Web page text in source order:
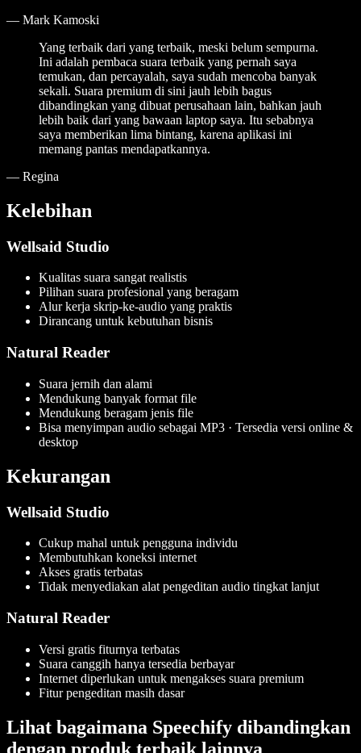
— Mark Kamoski
Yang terbaik dari yang terbaik, meski belum sempurna.
Ini adalah pembaca suara terbaik yang pernah saya
temukan, dan percayalah, saya sudah mencoba banyak
sekali. Suara premium di sini jauh lebih bagus
dibandingkan yang dibuat perusahaan lain, bahkan jauh
lebih baik dari yang bawaan laptop saya. Itu sebabnya
saya memberikan lima bintang, karena aplikasi ini
memang pantas mendapatkannya.
— Regina
Kelebihan
Wellsaid Studio
Kualitas suara sangat realistis
Pilihan suara profesional yang beragam
Alur kerja skrip-ke-audio yang praktis
Dirancang untuk kebutuhan bisnis
Natural Reader
Suara jernih dan alami
Mendukung banyak format file
Mendukung beragam jenis file
Bisa menyimpan audio sebagai MP3 · Tersedia versi online &
desktop
Kekurangan
Wellsaid Studio
Cukup mahal untuk pengguna individu
Membutuhkan koneksi internet
Akses gratis terbatas
Tidak menyediakan alat pengeditan audio tingkat lanjut
Natural Reader
Versi gratis fiturnya terbatas
Suara canggih hanya tersedia berbayar
Internet diperlukan untuk mengakses suara premium
Fitur pengeditan masih dasar
Lihat bagaimana Speechify dibandingkan
dengan produk terbaik lainnya